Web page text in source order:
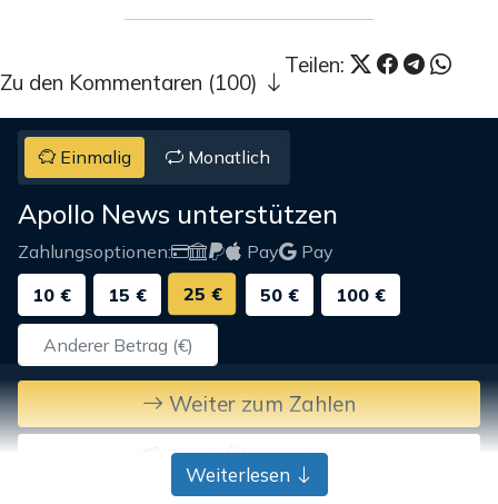
Teilen:
Zu den Kommentaren (100)
Einmalig Monatlich
Apollo News unterstützen
Zahlungsoptionen: Pay
Pay
10 €
15 € 25 € 50 € 100 €
Weiter zum Zahlen
Bank-Überweisung
Weiterlesen